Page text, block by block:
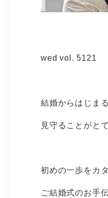
wed vol. 5121
結婚からはじま
見守ることがと
初めの一歩をカ
ご結婚式のお手